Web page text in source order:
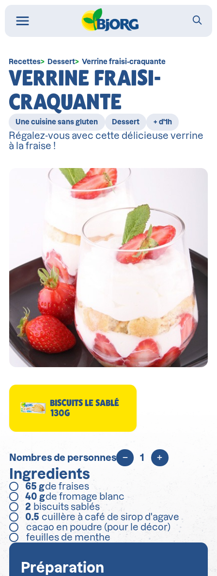
Recettes Dessert Verrine fraisi-craquante
VERRINE FRAISI-
CRAQUANTE
Une cuisine sans gluten Dessert + d'1h
Régalez-vous avec cette délicieuse verrine
à la fraise !
BISCUITS LE SABLÉ
130G
Nombres de personnes 1
Ingredients
65 gde fraises
40 gde fromage blanc
2 biscuits sablés
0.5 cuillère à café de sirop d'agave
cacao en poudre (pour le décor)
feuilles de menthe
Préparation